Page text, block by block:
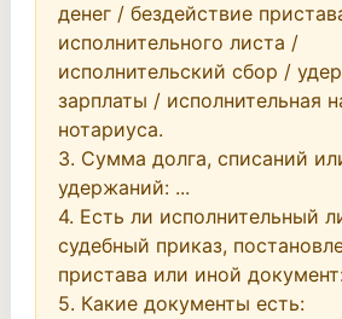
денег / бездействие
исполнительного листа /
исполнительский сбор /
зарплаты / исполнительная
нотариуса.
3. Сумма долга, списаний
удержаний: ...
4. Есть ли исполнительный
судебный приказ,
пристава или иной
5. Какие документы есть: